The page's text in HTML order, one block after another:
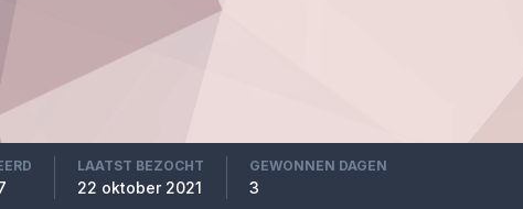
LAATST BEZOCHT
22 oktober 2021
GEWONNEN DAGEN
3